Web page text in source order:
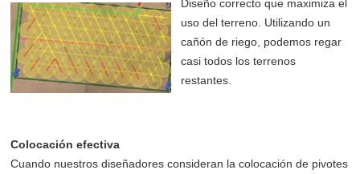
Diseño correcto que maximiza el
uso del terreno. Utilizando un
cañón de riego, podemos regar
casi todos los terrenos
restantes.
Colocación efectiva
Cuando nuestros diseñadores consideran la colocación de pivotes